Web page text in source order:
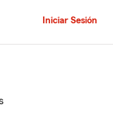
Iniciar Sesión